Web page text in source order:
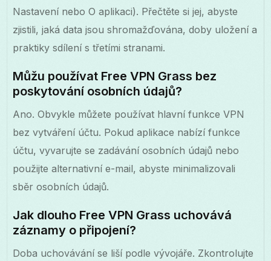
Nastavení nebo O aplikaci). Přečtěte si jej, abyste
zjistili, jaká data jsou shromažďována, doby uložení a
praktiky sdílení s třetími stranami.
Můžu používat Free VPN Grass bez
poskytování osobních údajů?
Ano. Obvykle můžete používat hlavní funkce VPN
bez vytváření účtu. Pokud aplikace nabízí funkce
účtu, vyvarujte se zadávání osobních údajů nebo
použijte alternativní e-mail, abyste minimalizovali
sběr osobních údajů.
Jak dlouho Free VPN Grass uchovává
záznamy o připojení?
Doba uchovávání se liší podle vývojáře. Zkontrolujte